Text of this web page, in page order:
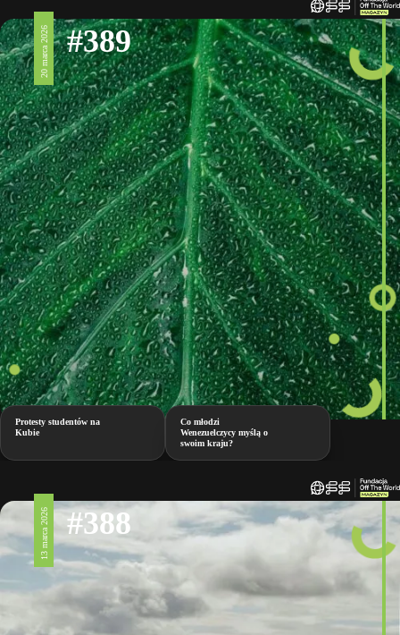
20 marca 2026 #389
Protesty studentów na
Kubie
Co młodzi
Wenezuelczycy myślą o
swoim kraju?
13 marca 2026 #388